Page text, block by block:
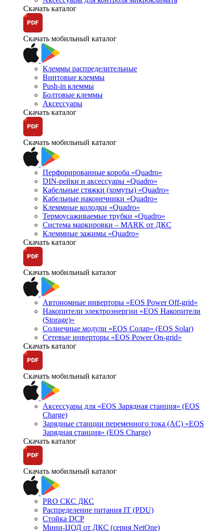
Скачать каталог
Скачать мобильный каталог
Клеммы распределительные
Винтовые клеммы
Push-in клеммы
Болтовые клеммы
Аксессуары
Скачать каталог
Скачать мобильный каталог
Перфорированные короба «Quadro»
DIN-рейки и аксессуары «Quadro»
Кабельные стяжки (хомуты) «Quadro»
Кабельные наконечники «Quadro»
Клеммные колодки «Quadro»
Термоусаживаемые трубки «Quadro»
Система маркировки – MARK от ДКС
Клеммные зажимы «Quadro»
Скачать каталог
Скачать мобильный каталог
Автономные инверторы «EOS Power Off-grid»
Накопители электроэнергии «EOS Накопители
(Storage)»
Солнечные модули «EOS Солар» (EOS Solar)
Сетевые инверторы «EOS Power On-grid»
Скачать каталог
Скачать мобильный каталог
Аксессуары для «EOS Зарядная станция» (EOS
Charge)
Зарядные станции переменного тока (AC) «EOS
Зарядная станция» (EOS Charge)
Скачать каталог
Скачать мобильный каталог
PRO СКС ДКС
Распределение питания IT (PDU)
Стойка DCP
Мини-ЦОД от ДКС (серия NetOne)